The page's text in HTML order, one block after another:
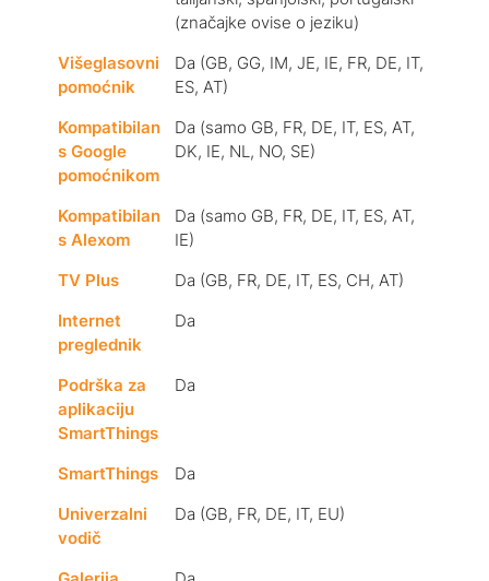
(značajke ovise o jeziku)
Višeglasovni
pomoćnik
Da (GB, GG, IM, JE, IE, FR, DE, IT,
ES, AT)
Kompatibilan
s Google
pomoćnikom
Da (samo GB, FR, DE, IT, ES, AT,
DK, IE, NL, NO, SE)
Kompatibilan
s Alexom
Da (samo GB, FR, DE, IT, ES, AT,
IE)
TV Plus
Da (GB, FR, DE, IT, ES, CH, AT)
Internet
preglednik
Da
Podrška za
aplikaciju
SmartThings
Da
SmartThings
Da
Univerzalni
vodič
Da (GB, FR, DE, IT, EU)